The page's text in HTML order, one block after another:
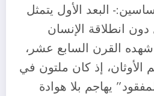
البعد الأول يتمثل
انطلاقة الإنسان
القرن السابع عشر،
إذ كان ملتون في
يهاجم بلا هوادة